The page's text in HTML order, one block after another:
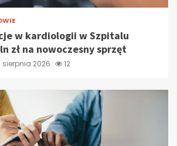
w kardiologii w Szpitalu
zł na nowoczesny sprzęt
sierpnia 2026 12